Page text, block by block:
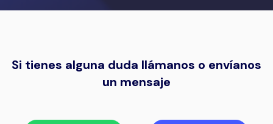
Si tienes alguna duda llámanos o envíanos
un mensaje